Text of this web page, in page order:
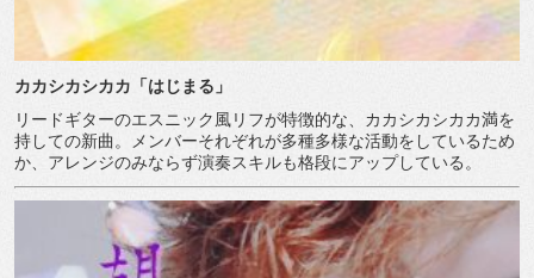
カカシカシカカ「はじまる」
リードギターのエスニック風リフが特徴的な、カカシカシカカ満を
持しての新曲。メンバーそれぞれが多種多様な活動をしているため
か、アレンジのみならず演奏スキルも格段にアップしている。